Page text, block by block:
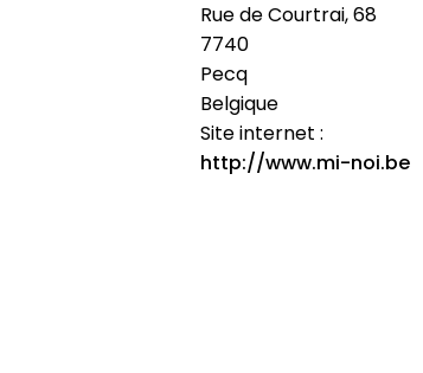
Rue de Courtrai, 68
7740
Pecq
Belgique
Site internet :
http://www.mi-noi.be